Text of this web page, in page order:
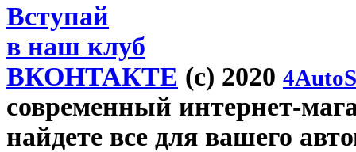
Вступай
в наш клуб
ВКОНТАКТЕ (c) 2020
современный интернет-
найдете все для вашего